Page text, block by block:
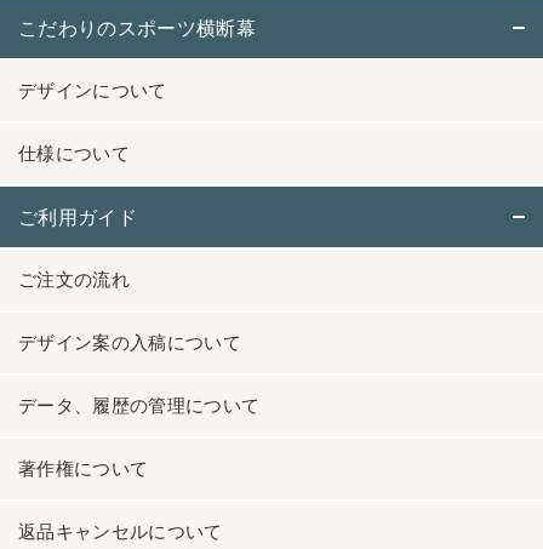
こだわりのスポーツ横断幕
デザインについて
仕様について
ご利用ガイド
ご注文の流れ
デザイン案の入稿について
データ、履歴の管理について
著作権について
返品キャンセルについて